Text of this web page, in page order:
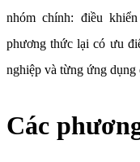
nhóm chính: điều
phương thức lại có ưu
nghiệp và từng ứng dụng
Các